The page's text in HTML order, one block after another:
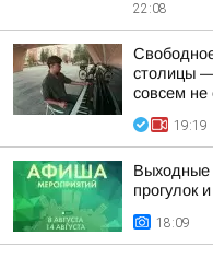
22:08
столицы
совсем не
19:19
Выходные
прогулок
18:09